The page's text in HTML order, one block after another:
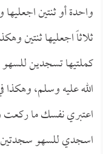
واحدة أو ثنتين
ثلاثاً اجعليها ثنتين
كملتيها تسجدين
الله عليه وسلم،
اعتبري نفسك ما ركعت
اسجدي للسهو سجدتين